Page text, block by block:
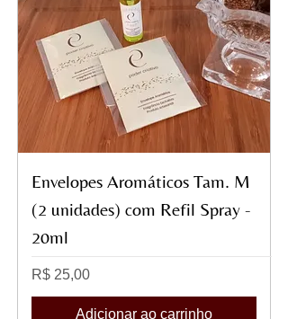
Envelopes Aromáticos Tam. M
(2 unidades) com Refil Spray -
20ml
Preço
R$ 25,00
Adicionar ao carrinho